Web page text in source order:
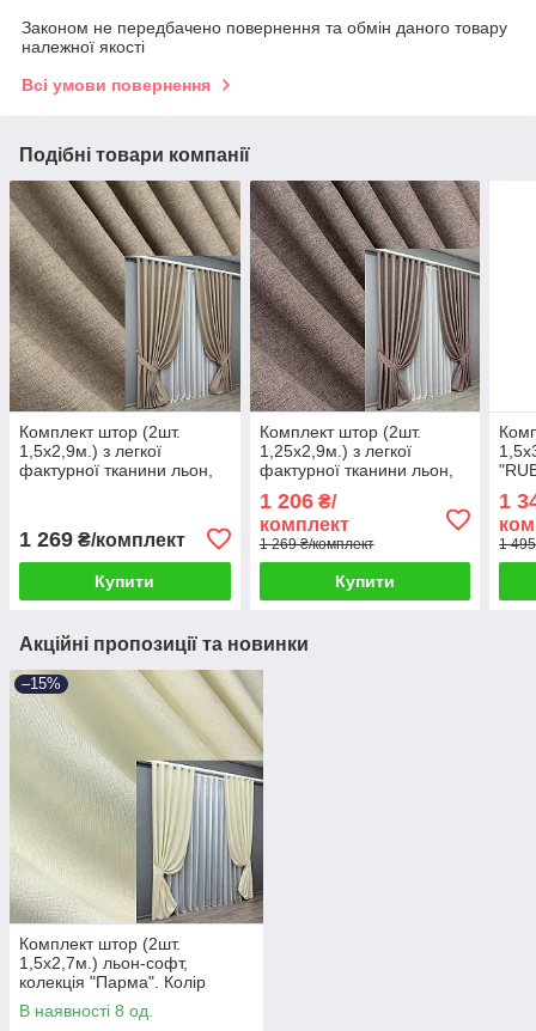
Законом не передбачено повернення та обмін даного товару
належної якості
Всі умови повернення
Подібні товари компанії
Комплект штор (2шт.
1,5х2,9м.) з легкої
фактурної тканини льон,
1 269 ₴/комплект
Купити
Комплект штор (2шт.
1,25х2,9м.) з легкої
фактурної тканини льон,
Колір пудровий. Код
1878ш 39-0027
1 206₴/
комплект
1 269 ₴/комплект
Купити
33-
1
1
Акційні пропозиції та новинки
–15%
Комплект штор (2шт.
1,5х2,7м.) льон-софт,
колекція "Парма". Колір
молочний. Код 1736ш 33-
0647
В наявності 8 од.